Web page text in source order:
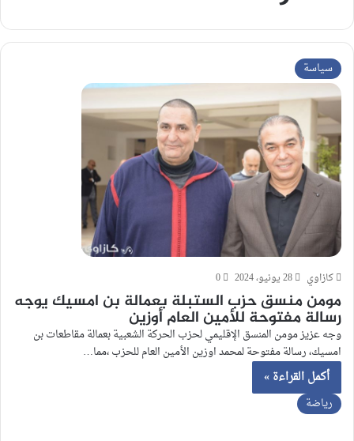
سياسة
كازاوي 28 يونيو، 2024 0
مومن منسق حزب الستبلة بعمالة بن امسيك يوجه
رسالة مفتوحة للأمين العام أوزين
وجه عزيز مومن المنسق الإقليمي لحزب الحركة الشعبية بعمالة مقاطعات بن
امسيك، رسالة مفتوحة لمحمد اوزين الأمين العام للحزب ،مما…
أكمل القراءة »
رياضة